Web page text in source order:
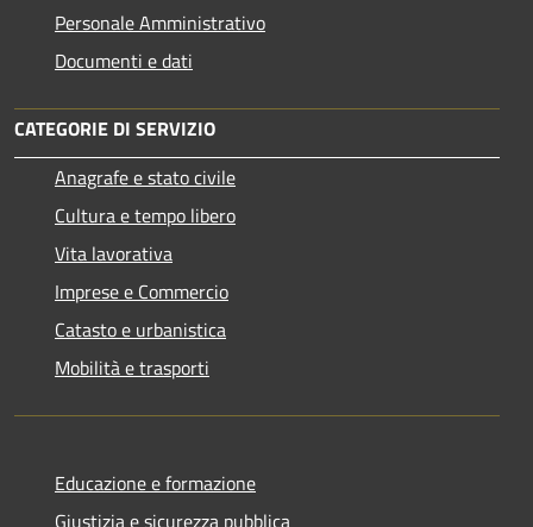
Personale Amministrativo
Documenti e dati
CATEGORIE DI SERVIZIO
Anagrafe e stato civile
Cultura e tempo libero
Vita lavorativa
Imprese e Commercio
Catasto e urbanistica
Mobilità e trasporti
Educazione e formazione
Giustizia e sicurezza pubblica